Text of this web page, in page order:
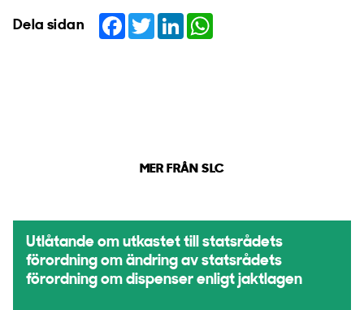
Dela sidan Facebook
TwitterLinkedIn
MER FRÅN SLC
Utlåtande om utkastet till statsrådets
förordning om ändring av statsrådets
förordning om dispenser enligt jaktlagen